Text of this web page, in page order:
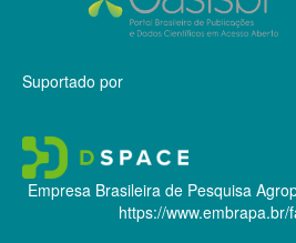
Suportado por
Empresa Brasileira de Pesquisa
https://www.embrapa.br/